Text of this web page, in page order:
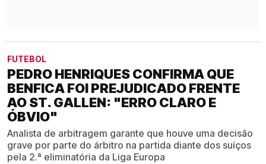
FUTEBOL
PEDRO HENRIQUES CONFIRMA QUE
BENFICA FOI PREJUDICADO FRENTE
AO ST. GALLEN: "ERRO CLARO E
ÓBVIO"
Analista de arbitragem garante que houve uma decisão
grave por parte do árbitro na partida diante dos suíços
pela 2.ª eliminatória da Liga Europa